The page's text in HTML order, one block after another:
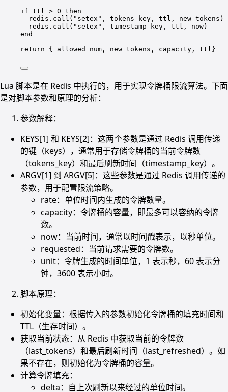
if ttl > 0 then
redis. call ( "setex" , tokens_key, ttl, new_tokens)
redis. call ( "setex" , timestamp_key, ttl, now)
end
return { allowed_num, new_tokens, capacity, ttl}
Lua 脚本是在 Redis 中执行的，用于实现令牌桶限流算法。下面
是对脚本参数和原理的分析：
参数解释：
KEYS[1] 和 KEYS[2]：这两个参数是通过 Redis 调用传递
的键（keys），通常用于存储令牌桶的当前令牌数
（tokens_key）和最后刷新时间（timestamp_key）。
ARGV[1] 到 ARGV[5]：这些参数是通过 Redis 调用传递的
参数，用于配置限流策略。
rate：单位时间内生成的令牌数量。
capacity：令牌桶的容量，即最多可以容纳的令牌
数。
now：当前时间，通常以时间戳表示，以秒单位。
requested：当前请求需要的令牌数。
unit：令牌生成的时间单位，1 表示秒，60 表示分
钟，3600 表示小时。
脚本原理：
初始化变量：根据传入的参数初始化令牌桶的填充时间和
TTL（生存时间）。
获取当前状态：从 Redis 中获取当前的令牌数
（last_tokens）和最后刷新时间（last_refreshed）。如
果不存在，则初始化为令牌桶的容量。
计算令牌填充：
delta：自上次刷新以来经过的单位时间。